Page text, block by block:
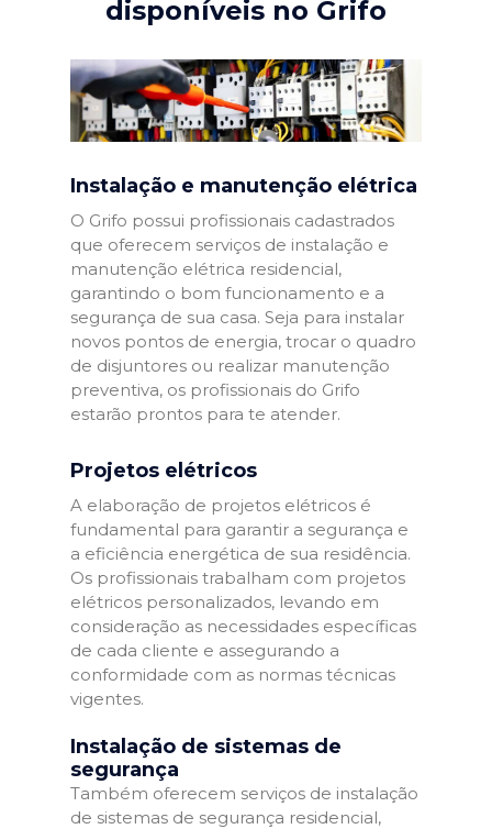
disponíveis no Grifo
Instalação e manutenção elétrica
O Grifo possui profissionais cadastrados
que oferecem serviços de instalação e
manutenção elétrica residencial,
garantindo o bom funcionamento e a
segurança de sua casa. Seja para instalar
novos pontos de energia, trocar o quadro
de disjuntores ou realizar manutenção
preventiva, os profissionais do Grifo
estarão prontos para te atender.
Projetos elétricos
A elaboração de projetos elétricos é
fundamental para garantir a segurança e
a eficiência energética de sua residência.
Os profissionais trabalham com projetos
elétricos personalizados, levando em
consideração as necessidades específicas
de cada cliente e assegurando a
conformidade com as normas técnicas
vigentes.
Instalação de sistemas de
segurança
Também oferecem serviços de instalação
de sistemas de segurança residencial,